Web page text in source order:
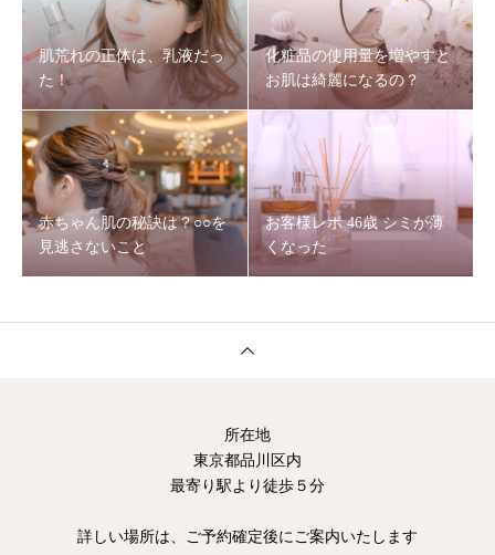
肌荒れの正体は、乳液だっ
た！
化粧品の使用量を増やすと
お肌は綺麗になるの？
赤ちゃん肌の秘訣は？○○を
見逃さないこと
お客様レポ 46歳 シミが薄
くなった
所在地
東京都品川区内
最寄り駅より徒歩５分
詳しい場所は、ご予約確定後にご案内いたします